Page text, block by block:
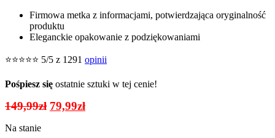
Firmowa metka z informacjami, potwierdzająca oryginalność
produktu
Eleganckie opakowanie z podziękowaniami
⭐⭐⭐⭐⭐ 5/5 z 1291 opinii
Pośpiesz się ostatnie sztuki w tej cenie!
149,99zł Pierwotna
79,99złAktualna
Na stanie